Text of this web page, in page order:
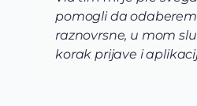
pomogli da
raznovrsne, u mom
korak prijave i